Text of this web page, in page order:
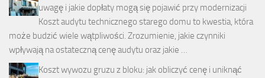
uwagę i jakie dopłaty mogą się pojawić przy modernizacji
Koszt audytu technicznego starego domu to kwestia, która
może budzić wiele wątpliwości. Zrozumienie, jakie czynniki
wpływają na ostateczną cenę audytu oraz jakie …
Koszt wywozu gruzu z bloku: jak obliczyć cenę i uniknąć